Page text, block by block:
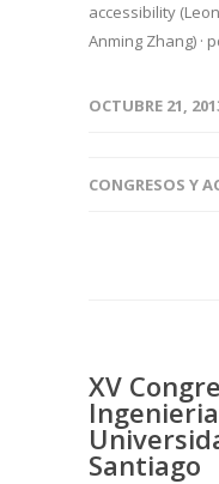
accessibility
Anming Zhang) ·
OCTUBRE 21,
CONGRESOS Y
XV
Santiago